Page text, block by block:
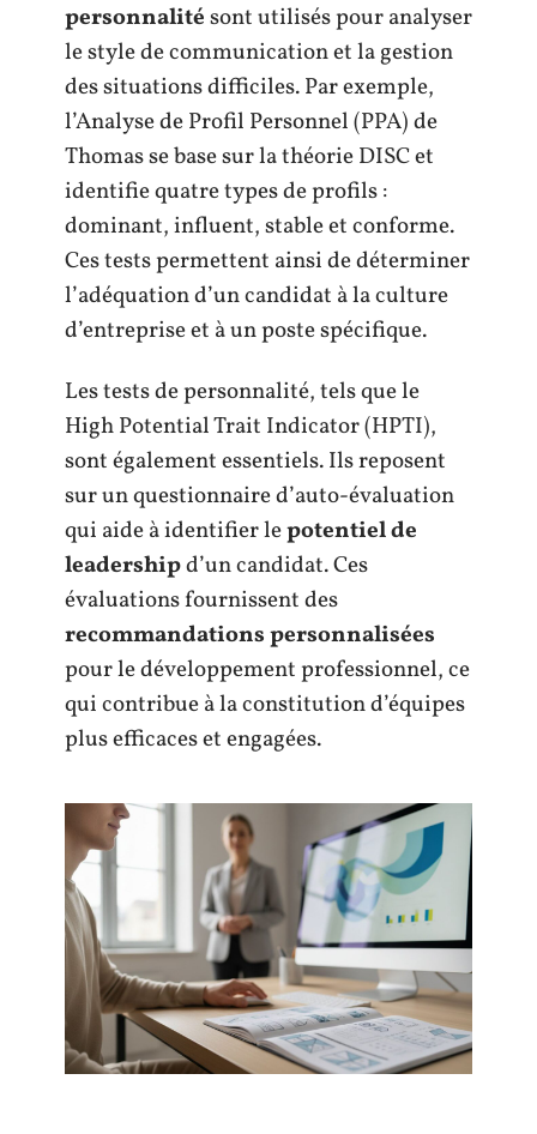
personnalitésont utilisés pour analyser
le style de communication et la gestion
des situations difficiles. Par exemple,
l’Analyse de Profil Personnel (PPA) de
Thomas se base sur la théorie DISC et
identifie quatre types de profils :
dominant, influent, stable et conforme.
Ces tests permettent ainsi de déterminer
l’adéquation d’un candidat à la culture
d’entreprise et à un poste spécifique.
Les tests de personnalité, tels que le
High Potential Trait Indicator (HPTI),
sont également essentiels. Ils reposent
sur un questionnaire d’auto-évaluation
qui aide à identifier lepotentiel de
leadershipd’un candidat. Ces
évaluations fournissent des
recommandations personnalisées
pour le développement professionnel, ce
qui contribue à la constitution d’équipes
plus efficaces et engagées.